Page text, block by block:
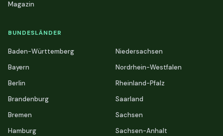
Magazin
BUNDESLÄNDER
Baden-Württemberg
Bayern
Berlin
Brandenburg
Bremen
Hamburg
Niedersachsen
Nordrhein-Westfalen
Rheinland-Pfalz
Saarland
Sachsen
Sachsen-Anhalt